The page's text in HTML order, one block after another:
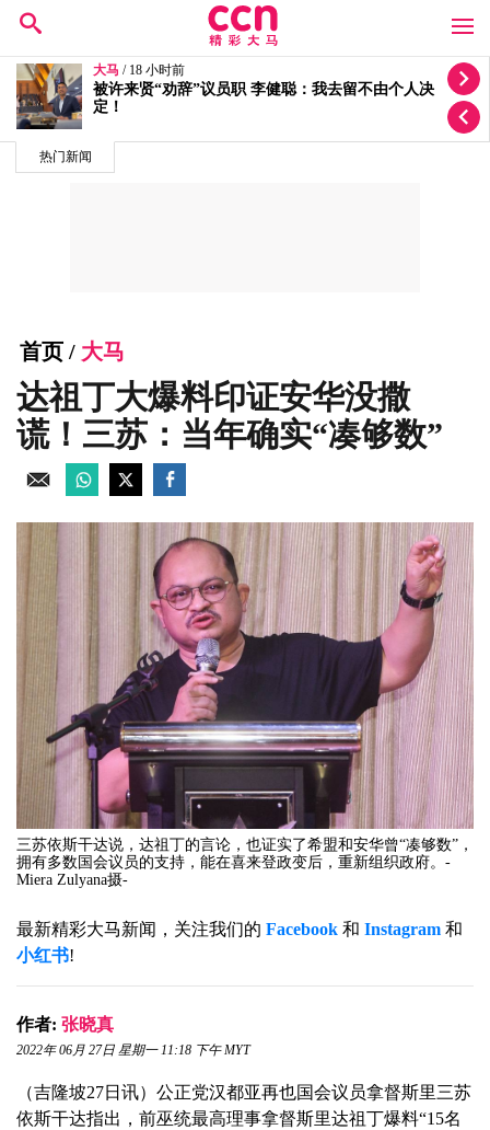
热门新闻
大马 / 19 小时前
朝圣局案双线调查 反贪会延扣3人警方查5投报
首页 / 大马
达祖丁大爆料印证安华没撒
谎！三苏：当年确实“凑够数”
三苏依斯干达说，达祖丁的言论，也证实了希盟和安华曾“凑够数”，
拥有多数国会议员的支持，能在喜来登政变后，重新组织政府。-
Miera Zulyana摄-
最新精彩大马新闻，关注我们的 Facebook 和 Instagram 和
小红书!
作者: 张晓真
2022年 06月 27日 星期一 11:18 下午 MYT
（吉隆坡27日讯）公正党汉都亚再也国会议员拿督斯里三苏
依斯干达指出，前巫统最高理事拿督斯里达祖丁爆料“15名